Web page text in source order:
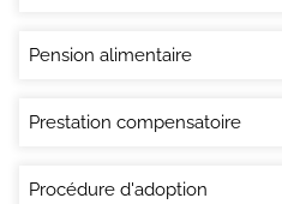
Pension alimentaire
Prestation compensatoire
Procédure d'adoption